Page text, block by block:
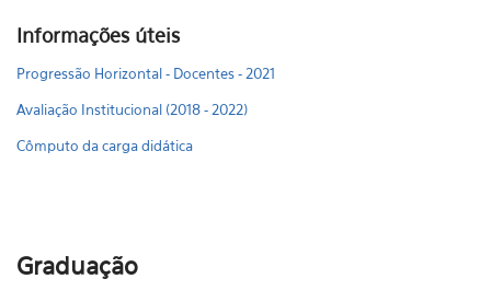
Informações úteis
Progressão Horizontal - Docentes - 2021
Avaliação Institucional (2018 - 2022)
Cômputo da carga didática
Graduação